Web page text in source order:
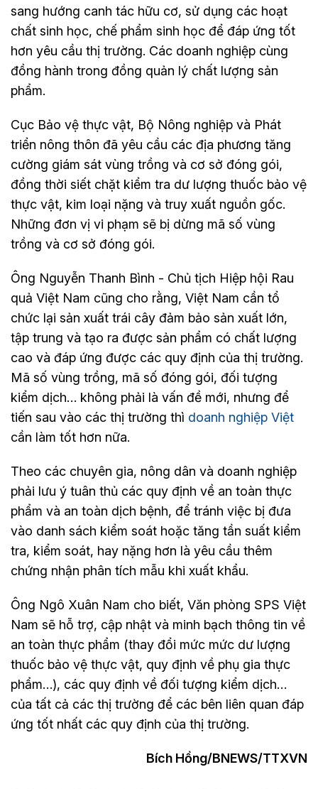
sang hướng canh tác hữu cơ, sử dụng các hoạt
chất sinh học, chế phẩm sinh học để đáp ứng tốt
hơn yêu cầu thị trường. Các doanh nghiệp cùng
đồng hành trong đồng quản lý chất lượng sản
phẩm.
Cục Bảo vệ thực vật, Bộ Nông nghiệp và Phát
triển nông thôn đã yêu cầu các địa phương tăng
cường giám sát vùng trồng và cơ sở đóng gói,
đồng thời siết chặt kiểm tra dư lượng thuốc bảo vệ
thực vật, kim loại nặng và truy xuất nguồn gốc.
Những đơn vị vi phạm sẽ bị dừng mã số vùng
trồng và cơ sở đóng gói.
Ông Nguyễn Thanh Bình - Chủ tịch Hiệp hội Rau
quả Việt Nam cũng cho rằng, Việt Nam cần tổ
chức lại sản xuất trái cây đảm bảo sản xuất lớn,
tập trung và tạo ra được sản phẩm có chất lượng
cao và đáp ứng được các quy định của thị trường.
Mã số vùng trồng, mã số đóng gói, đối tượng
kiểm dịch… không phải là vấn đề mới, nhưng để
tiến sau vào các thị trường thì doanh nghiệp Việt
cần làm tốt hơn nữa.
Theo các chuyên gia, nông dân và doanh nghiệp
phải lưu ý tuân thủ các quy định về an toàn thực
phẩm và an toàn dịch bệnh, để tránh việc bị đưa
vào danh sách kiểm soát hoặc tăng tần suất kiểm
tra, kiểm soát, hay nặng hơn là yêu cầu thêm
chứng nhận phân tích mẫu khi xuất khẩu.
Ông Ngô Xuân Nam cho biết, Văn phòng SPS Việt
Nam sẽ hỗ trợ, cập nhật và minh bạch thông tin về
an toàn thực phẩm (thay đổi mức mức dư lượng
thuốc bảo vệ thực vật, quy định về phụ gia thực
phẩm…), các quy định về đối tượng kiểm dịch…
của tất cả các thị trường để các bên liên quan đáp
ứng tốt nhất các quy định của thị trường.
Bích Hồng/BNEWS/TTXVN